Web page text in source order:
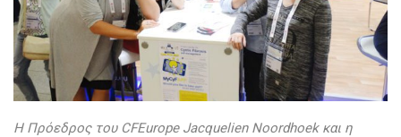
Η Πρόεδρος του CFEurope Jacquelien Noordhoek και η